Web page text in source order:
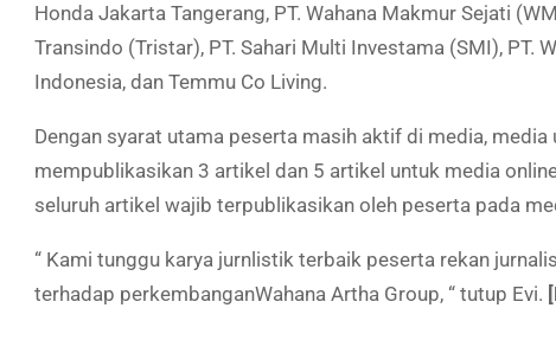
Honda Jakarta Tangerang, PT. Wahana Makmur Sejati
Transindo (Tristar), PT. Sahari Multi Investama (SMI), PT.
Indonesia, dan Temmu Co Living.
Dengan syarat utama peserta masih aktif di media,
mempublikasikan 3 artikel dan 5 artikel untuk media
seluruh artikel wajib terpublikasikan oleh peserta pada
“ Kami tunggu karya jurnlistik terbaik peserta rekan
terhadap perkembanganWahana Artha Group, “ tutup Evi.